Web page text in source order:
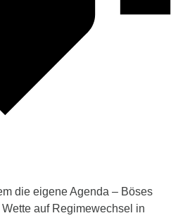
die eigene Agenda – Böses
Wette auf Regimewechsel in